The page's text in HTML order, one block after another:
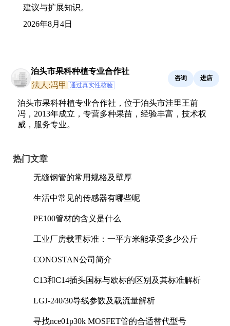
建议与扩展知识。
2026年8月4日
泊头市果科种植专业合作社
法人:冯甲
通过真实性核验
咨询 进店
泊头市果科种植专业合作社，位于泊头市洼里王前
冯，2013年成立，专营多种果苗，经验丰富，技术权
威，服务专业。
热门文章
无缝钢管的常用规格及壁厚
生活中常见的传感器有哪些呢
PE100管材的含义是什么
工业厂房载重标准：一平方米能承受多少公斤
CONOSTAN公司简介
C13和C14插头国标与欧标的区别及其标准解析
LGJ-240/30导线参数及载流量解析
寻找nce01p30k MOSFET管的合适替代型号